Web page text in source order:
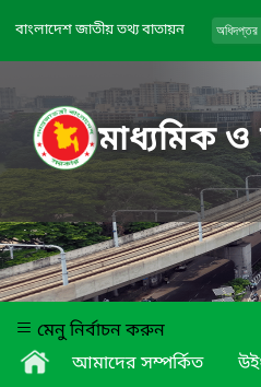
বাংলাদেশ জাতীয় তথ্য বাতায়ন
মাধ্যমিক ও
মেনু নির্বাচন করুন
আমাদের সম্পর্কিত